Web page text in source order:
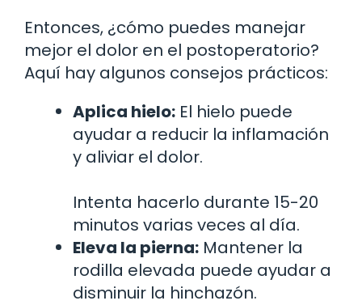
Entonces, ¿cómo puedes manejar
mejor el dolor en el postoperatorio?
Aquí hay algunos consejos prácticos:
Aplica hielo: El hielo puede
ayudar a reducir la inflamación
y aliviar el dolor.
Intenta hacerlo durante 15-20
minutos varias veces al día.
Eleva la pierna: Mantener la
rodilla elevada puede ayudar a
disminuir la hinchazón.